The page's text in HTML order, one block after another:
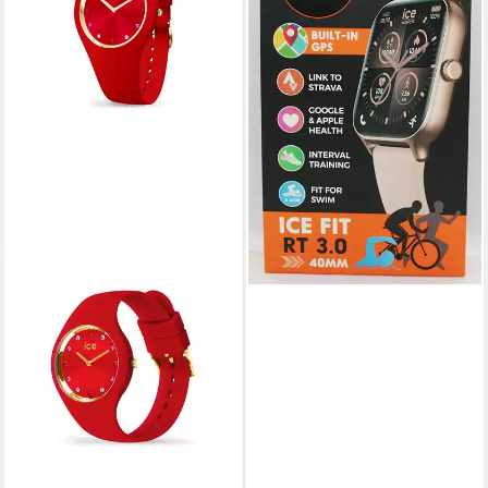
Smartwatch, 1-tlg.
129,99 €
lieferbar - in 4-5 Werktagen bei dir